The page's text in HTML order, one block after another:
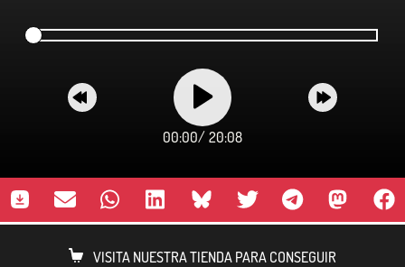
00:00/ 20:08
VISITA NUESTRA TIENDA PARA CONSEGUIR